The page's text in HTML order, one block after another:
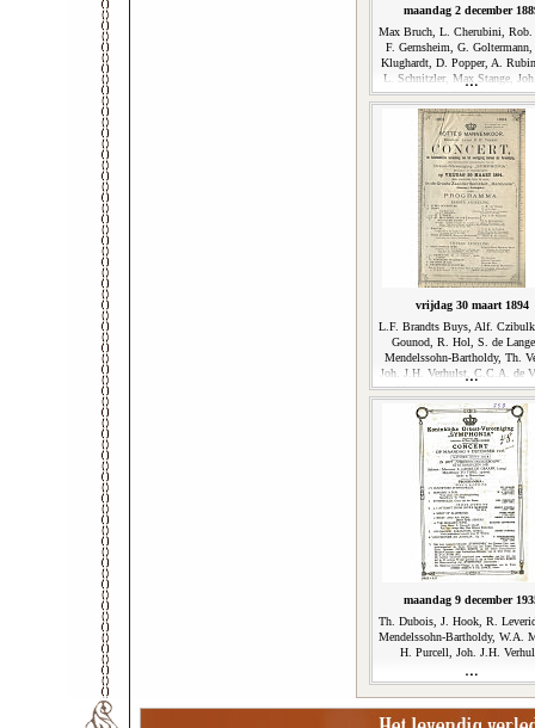
maandag 2 december
Max Bruch, L. Cherubini, Rob.
F. Gernsheim, G. Goltermann,
Klughardt, D. Popper, A.
L. Schnitzler, Max Stange,
Verhulst
vrijdag 30 maart 1894
L.F. Brandts Buys, Alf.
Gounod, R. Hol, S. de
Mendelssohn-Bartholdy, Th.
Joh. J.H. Verhulst, C.C.A. de
C.M. von Weber, S.A.
maandag 9 december
Th. Dubois, J. Hook, R.
Mendelssohn-Bartholdy, W.A.
H. Purcell, Joh. J.H.